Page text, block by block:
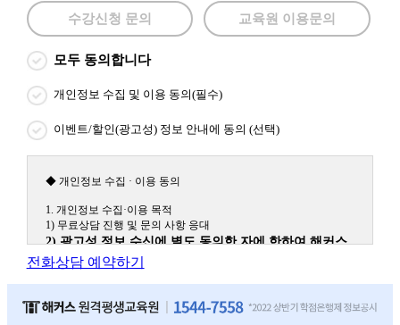
수강신청 문의 교육원 이용문의
모두 동의합니다
개인정보 수집 및 이용 동의(필수)
이벤트/할인(광고성) 정보 안내에 동의 (선택)
◆ 개인정보 수집 · 이용 동의
1. 개인정보 수집·이용 목적
1) 무료상담 진행 및 문의 사항 응대
2) 광고성 정보 수신에 별도 동의한 자에 한하여 해커스
원격평생교육원을 비롯한 해커스 교육그룹의 새로운 서
(해커스교육그룹: 해커스인강, 해커스프랩, 해커스톡, 해커스중국
전화상담 예약하기